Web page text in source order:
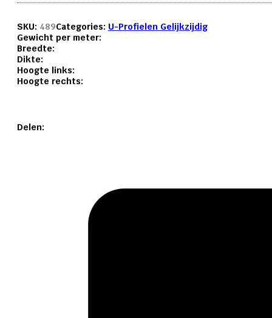
SKU: 489Categories: U-Profielen Gelijkzijdig
Gewicht per meter:
Breedte:
Dikte:
Hoogte links:
Hoogte rechts:
Delen: